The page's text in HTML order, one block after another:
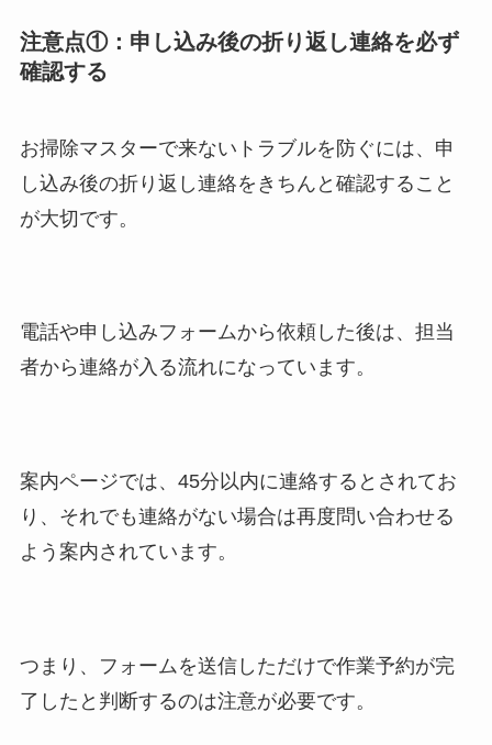
注意点①：申し込み後の折り返し連絡を必ず
確認する
お掃除マスターで来ないトラブルを防ぐには、申
し込み後の折り返し連絡をきちんと確認すること
が大切です。
電話や申し込みフォームから依頼した後は、担当
者から連絡が入る流れになっています。
案内ページでは、45分以内に連絡するとされてお
り、それでも連絡がない場合は再度問い合わせる
よう案内されています。
つまり、フォームを送信しただけで作業予約が完
了したと判断するのは注意が必要です。